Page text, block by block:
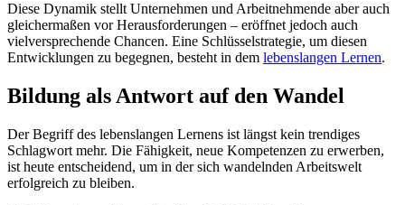
Diese Dynamik stellt Unternehmen und Arbeitnehmende aber auch
gleichermaßen vor Herausforderungen – eröffnet jedoch auch
vielversprechende Chancen. Eine Schlüsselstrategie, um diesen
Entwicklungen zu begegnen, besteht in dem lebenslangen Lernen.
Bildung als Antwort auf den Wandel
Der Begriff des lebenslangen Lernens ist längst kein trendiges
Schlagwort mehr. Die Fähigkeit, neue Kompetenzen zu erwerben,
ist heute entscheidend, um in der sich wandelnden Arbeitswelt
erfolgreich zu bleiben.